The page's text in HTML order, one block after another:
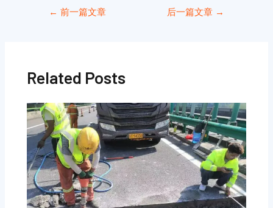
← 前一篇文章 后一篇文章 →
Related Posts